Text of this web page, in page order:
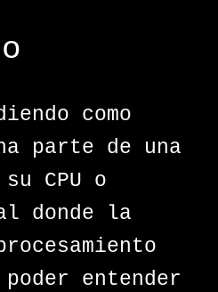
como
parte de una
CPU o
donde la
entender